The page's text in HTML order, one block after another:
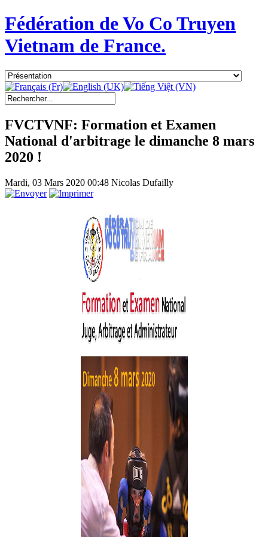
Fédération de Vo Co Truyen
Vietnam de France.
FVCTVNF: Formation et Examen
National d'arbitrage le dimanche 8 mars
2020 !
Mardi, 03 Mars 2020 00:48 Nicolas Dufailly